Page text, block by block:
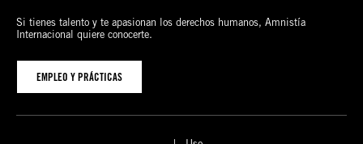
Si tienes talento y te apasionan los derechos humanos, Amnistía
Internacional quiere conocerte.
EMPLEO Y PRÁCTICAS